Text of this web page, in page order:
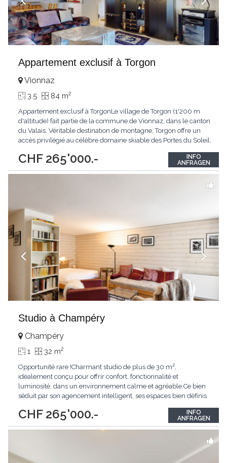
Appartement exclusif à Torgon
CHF 265'000.-
Vionnaz
3.5 84 m2
Appartement exclusif à TorgonLe village de Torgon (1'200 m
d'altitude) fait partie de la commune de Vionnaz, dans le canton
du Valais. Véritable destination de montagne, Torgon offre un
accès privilégié au célèbre domaine skiable des Portes du Soleil,
mécaniques. Ne manquez pas cette opportunité unique
d'acquérir un spacieux appartement...
INFO
ANFRAGEN
Studio à Champéry
CHF 265'000.-
Champéry
1 32 m2
Opportunité rare !Charmant studio de plus de 30 m²,
idéalement conçu pour offrir confort, fonctionnalité et
luminosité, dans un environnement calme et agréable.Ce bien
séduit par son agencement intelligent, ses espaces bien définis
constitue une excellente opportunité aussi bien comme pied-à-
terre que comme investissement.Le...
INFO
ANFRAGEN